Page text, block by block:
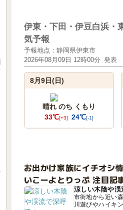
伊東・下田・伊豆白浜・
気予報
予報地点：静岡県伊東市
2026年08月09日 12時00分 発表
8月9日(日)
晴れ のち くもり
33℃[+3] 24℃[-1]
お出かけ家族にイチオシ
いこーよとりっぷ 注目記
涼しい木陰や渓
市街地から近い
川遊びやハイキ